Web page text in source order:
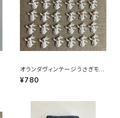
オランダヴィンテージうさぎモチ
ーフプラパーツ30個セットNo7
0
¥780